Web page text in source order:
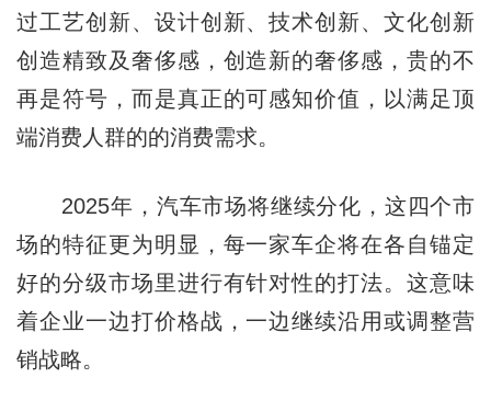
过工艺创新、设计创新、技术创新、文化创新
创造精致及奢侈感，创造新的奢侈感，贵的不
再是符号，而是真正的可感知价值，以满足顶
端消费人群的的消费需求。
2025年，汽车市场将继续分化，这四个市
场的特征更为明显，每一家车企将在各自锚定
好的分级市场里进行有针对性的打法。这意味
着企业一边打价格战，一边继续沿用或调整营
销战略。